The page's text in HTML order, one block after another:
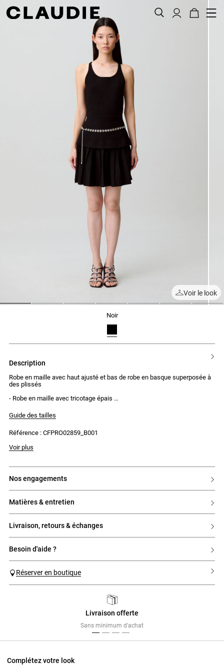
Voir le look
noir
description
Robe en maille avec haut ajusté et bas de robe en basque superposée à
des plissés
- Robe en maille avec tricotage épais
- Bretelles croisées dans le dos
- Pièce métallique dorée au centre des bretelles
- Plissés en maille terminant la robe
Guide des tailles
Référence : CFPRO02859_B001
Voir plus
nos engagements
matières & entretien
livraison, retours & échanges
besoin d'aide ?
Réserver en boutique
Livraison offerte
Sans minimum d'achat
Complétez votre look